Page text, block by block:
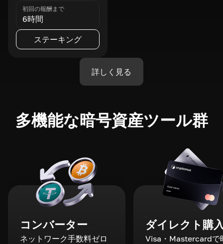
初回の報酬まで
6時間
ステーキング
詳しく見る
多機能な暗号資産ツール群
コンバーター
ネットワーク手数料ゼロ
ダイレクト購
Visa・Mastercardで